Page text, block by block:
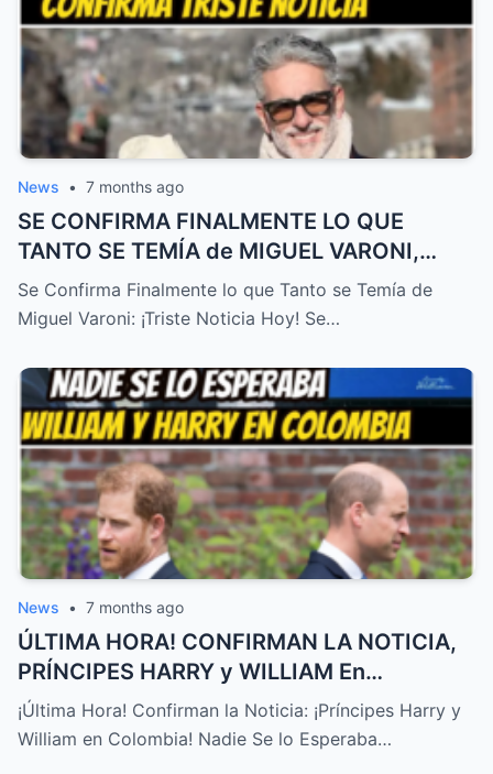
News • 7 months ago
SE CONFIRMA FINALMENTE LO QUE
TANTO SE TEMÍA de MIGUEL VARONI,
TRISTE NOTICIA HOY! – HTT
Se Confirma Finalmente lo que Tanto se Temía de
Miguel Varoni: ¡Triste Noticia Hoy! Se…
News • 7 months ago
ÚLTIMA HORA! CONFIRMAN LA NOTICIA,
PRÍNCIPES HARRY y WILLIAM En
COLOMBIA! NADIE SE LO ESPERABA – HTT
¡Última Hora! Confirman la Noticia: ¡Príncipes Harry y
William en Colombia! Nadie Se lo Esperaba…